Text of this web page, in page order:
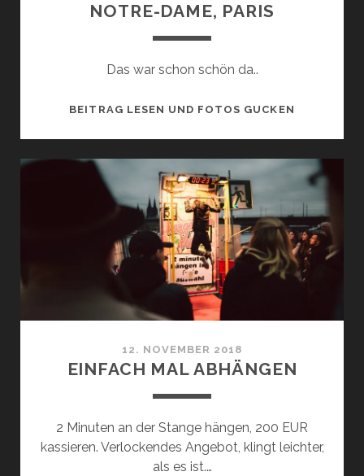
NOTRE-DAME, PARIS
Das war schon schön da..
BEITRAG LESEN UND FOTOS GUCKEN
12. NOVEMBER 2018
EINFACH MAL ABHÄNGEN
2 Minuten an der Stange hängen, 200 EUR
kassieren. Verlockendes Angebot, klingt leichter,
als es ist.…